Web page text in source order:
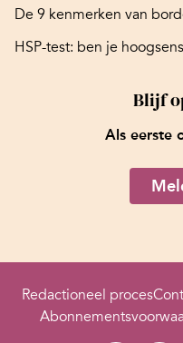
De 9 kenmerken van
HSP-test: ben je
Blijf
Als eerste
Redactioneel proces